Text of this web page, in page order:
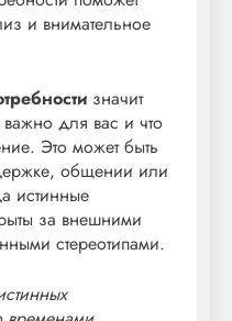
и внимательное
значит
важно для вас и что
Это может быть
общении или
истинные
за внешними
стереотипами.